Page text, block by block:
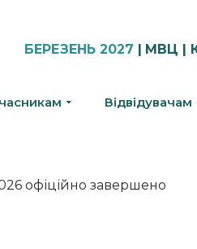
БЕРЕЗЕНЬ 2027 | МВЦ |
Відвідувачам